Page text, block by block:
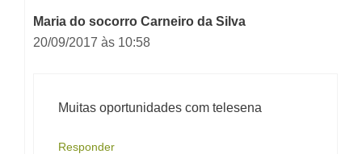
Maria do socorro Carneiro da Silva
20/09/2017 às 10:58
Muitas oportunidades com telesena
Responder